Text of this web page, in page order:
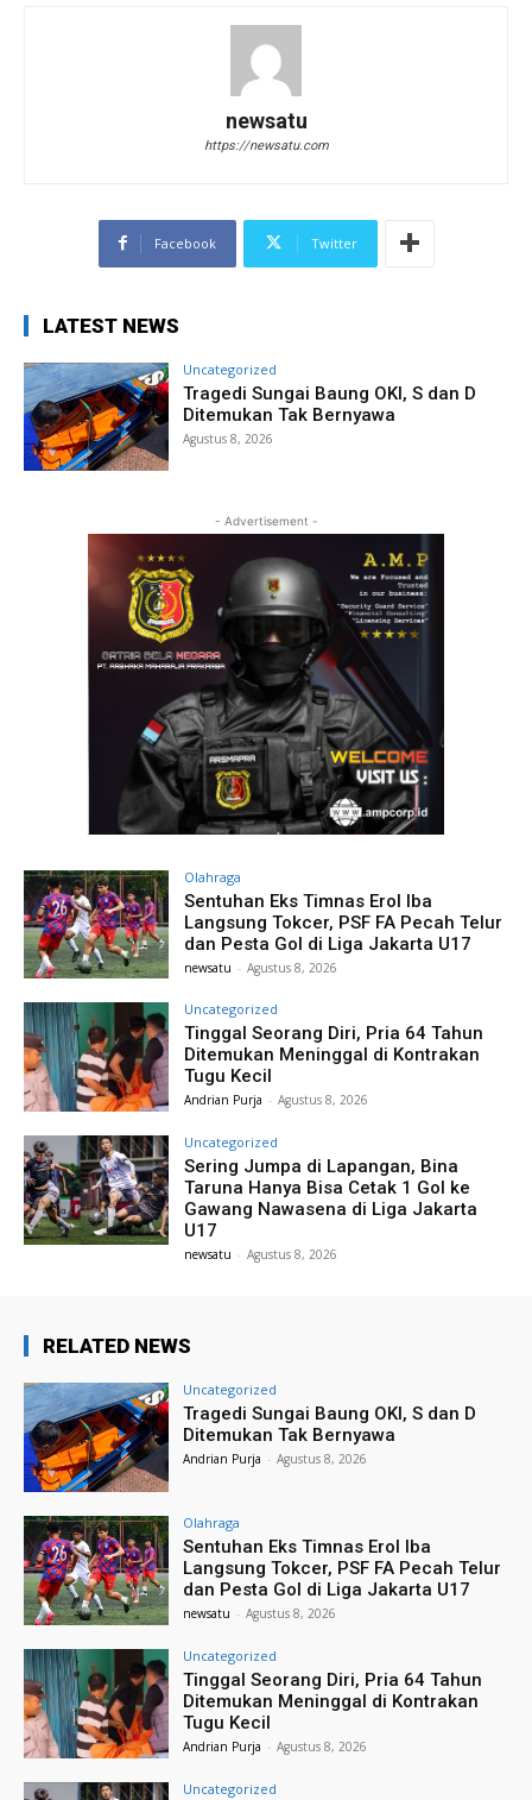
newsatu
https://newsatu.com
Facebook Twitter
LATEST NEWS
Uncategorized
Tragedi Sungai Baung OKI, S dan D
Ditemukan Tak Bernyawa
Agustus 8, 2026
- Advertisement -
Olahraga
Sentuhan Eks Timnas Erol Iba
Langsung Tokcer, PSF FA Pecah Telur
dan Pesta Gol di Liga Jakarta U17
newsatu - Agustus 8, 2026
Uncategorized
Tinggal Seorang Diri, Pria 64 Tahun
Ditemukan Meninggal di Kontrakan
Tugu Kecil
Andrian Purja - Agustus 8, 2026
Uncategorized
Sering Jumpa di Lapangan, Bina
Taruna Hanya Bisa Cetak 1 Gol ke
Gawang Nawasena di Liga Jakarta
U17
newsatu - Agustus 8, 2026
RELATED NEWS
Uncategorized
Tragedi Sungai Baung OKI, S dan D
Ditemukan Tak Bernyawa
Andrian Purja - Agustus 8, 2026
Olahraga
Sentuhan Eks Timnas Erol Iba
Langsung Tokcer, PSF FA Pecah Telur
dan Pesta Gol di Liga Jakarta U17
newsatu - Agustus 8, 2026
Uncategorized
Tinggal Seorang Diri, Pria 64 Tahun
Ditemukan Meninggal di Kontrakan
Tugu Kecil
Andrian Purja - Agustus 8, 2026
Uncategorized